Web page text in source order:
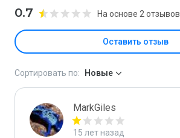
0.7 На основе 2 отзывов
Оставить отзыв
Сортировать по: Новые
MarkGiles
15 лет назад